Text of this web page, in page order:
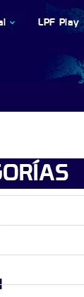
LPF Play